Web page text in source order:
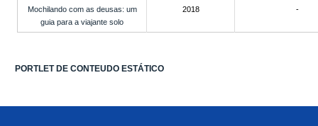
Mochilando com as deusas: um
guia para a viajante solo
2018 -
PORTLET DE CONTEUDO ESTÁTICO